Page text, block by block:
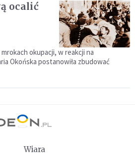
ocalić
okupacji, w reakcji na
Okońska postanowiła zbudować
Wiara